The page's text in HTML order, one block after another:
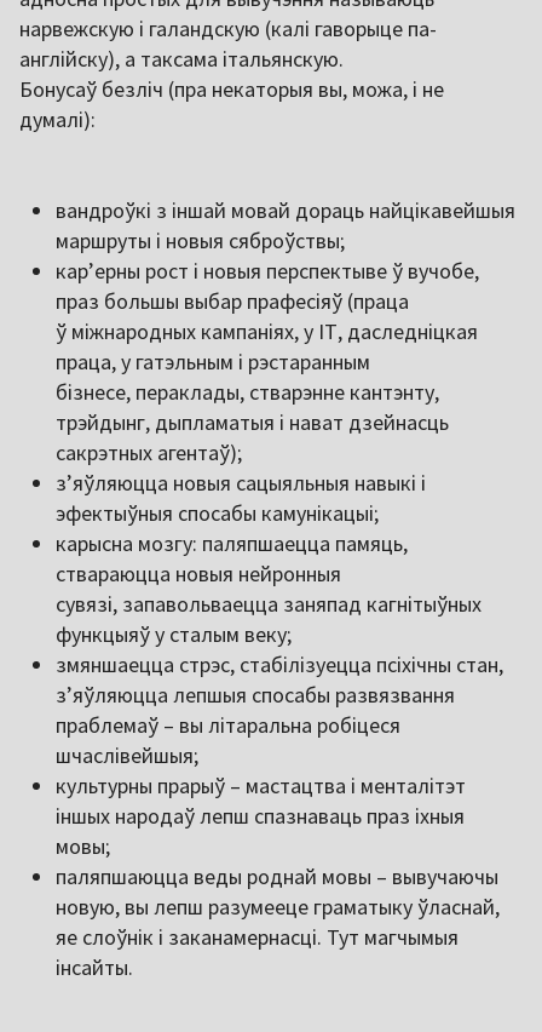
нарвежскую і галандскую (калі гаворыце па-
англійску), а таксама італьянскую.
Бонусаў безліч (пра некаторыя вы, можа, і не
думалі):
вандроўкі з іншай мовай дораць найцікавейшыя
маршруты і новыя сяброўствы;
кар’ерны рост і новыя перспектыве ў вучобе,
праз большы выбар прафесіяў (праца
ў міжнародных кампаніях, у ІТ, даследніцкая
праца, у гатэльным і рэстаранным
бізнесе, пераклады, стварэнне кантэнту,
трэйдынг, дыпламатыя і нават дзейнасць
сакрэтных агентаў);
з’яўляюцца новыя сацыяльныя навыкі і
эфектыўныя спосабы камунікацыі;
карысна мозгу: паляпшаецца памяць,
ствараюцца новыя нейронныя
сувязі, запавольваецца заняпад кагнітыўных
функцыяў у сталым веку;
змяншаецца стрэс, стабілізуецца псіхічны стан,
з’яўляюцца лепшыя спосабы развязвання
праблемаў – вы літаральна робіцеся
шчаслівейшыя;
культурны прарыў – мастацтва і менталітэт
іншых народаў лепш спазнаваць праз іхныя
мовы;
паляпшаюцца веды роднай мовы – вывучаючы
новую, вы лепш разумееце граматыку ўласнай,
яе слоўнік і заканамернасці. Тут магчымыя
інсайты.